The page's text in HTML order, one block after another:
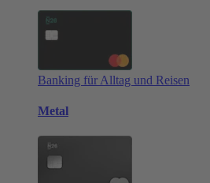
Banking für Alltag und Reisen
Metal